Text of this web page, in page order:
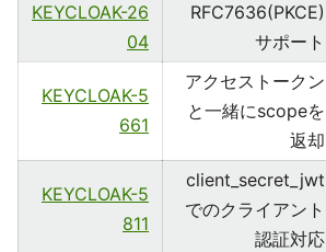
KEYCLOAK-26
04
RFC7636(PKCE)
サポート
KEYCLOAK-5
661
アクセストークン
と一緒にscopeを
返却
KEYCLOAK-5
811
client_secret_jwt
でのクライアント
認証対応